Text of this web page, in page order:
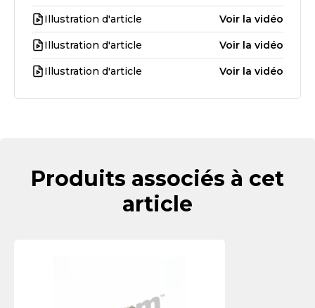
Illustration d'article Voir la vidéo
Illustration d'article Voir la vidéo
Illustration d'article Voir la vidéo
Produits associés à cet
article